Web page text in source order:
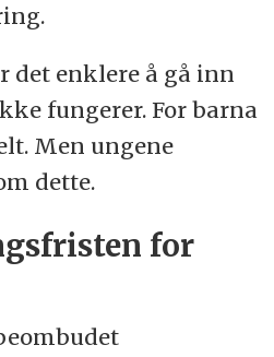
det enklere å gå inn
fungerer. For barna
Men ungene
dette.
for